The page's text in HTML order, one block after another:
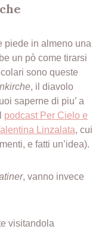
piede in almeno una
un pò come tirarsi
sono queste
, il diavolo
saperne di piu’ a
podcast Per Cielo e
Linzalata, cui
e fatti un’idea).
, vanno invece
visitandola